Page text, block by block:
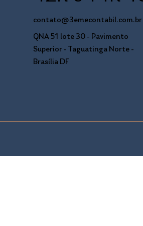
contato@3emecontabil.com.br
QNA 51 lote 30 - Pavimento
Superior - Taguatinga Norte -
Brasília DF